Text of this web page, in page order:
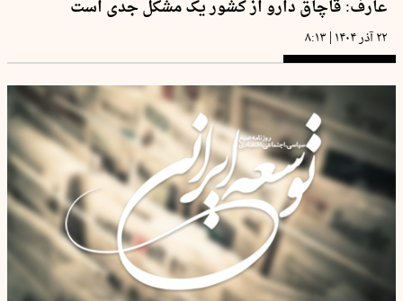
عارف: قاچاق دارو از کشور یک مشکل جدی است
۲۲ آذر ۱۴۰۴ | ۸:۱۳